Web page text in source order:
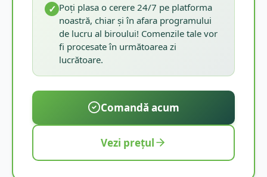
✓ Poți plasa o cerere 24/7 pe platforma
noastră, chiar și în afara programului
de lucru al biroului! Comenzile tale vor
fi procesate în următoarea zi
lucrătoare.
Comandă acum
Vezi prețul